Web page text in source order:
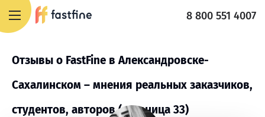
8 800 551 4007
Отзывы о FastFine в Александровске-
Сахалинском – мнения реальных заказчиков,
студентов, авторов (страница 33)